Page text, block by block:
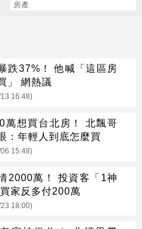
營超商」
房產
跌37%！ 他喊「這區房
」 網熱議
16:48)
萬想買台北房！ 北飄哥
：年輕人到底怎麼買
15:48)
2000萬！ 投資客「1神
家反多付200萬
18:00)